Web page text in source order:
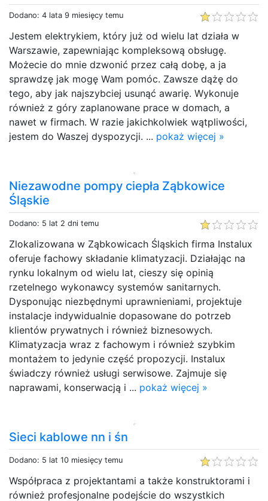
Dodano: 4 lata 9 miesięcy temu
Jestem elektrykiem, który już od wielu lat działa w
Warszawie, zapewniając kompleksową obsługę.
Możecie do mnie dzwonić przez całą dobę, a ja
sprawdzę jak mogę Wam pomóc. Zawsze dążę do
tego, aby jak najszybciej usunąć awarię. Wykonuje
również z góry zaplanowane prace w domach, a
nawet w firmach. W razie jakichkolwiek wątpliwości,
jestem do Waszej dyspozycji. ... pokaż więcej »
Niezawodne pompy ciepła Ząbkowice
Śląskie
Dodano: 5 lat 2 dni temu
Zlokalizowana w Ząbkowicach Śląskich firma Instalux
oferuje fachowy składanie klimatyzacji. Działając na
rynku lokalnym od wielu lat, cieszy się opinią
rzetelnego wykonawcy systemów sanitarnych.
Dysponując niezbędnymi uprawnieniami, projektuje
instalacje indywidualnie dopasowane do potrzeb
klientów prywatnych i również biznesowych.
Klimatyzacja wraz z fachowym i również szybkim
montażem to jedynie część propozycji. Instalux
świadczy również usługi serwisowe. Zajmuje się
naprawami, konserwacją i ... pokaż więcej »
Sieci kablowe nn i śn
Dodano: 5 lat 10 miesięcy temu
Współpraca z projektantami a także konstruktorami i
również profesjonalne podejście do wszystkich